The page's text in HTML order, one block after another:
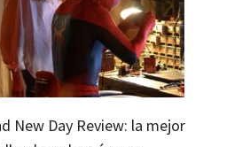
New Day Review: la mejor